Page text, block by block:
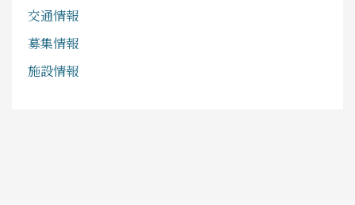
交通情報
募集情報
施設情報